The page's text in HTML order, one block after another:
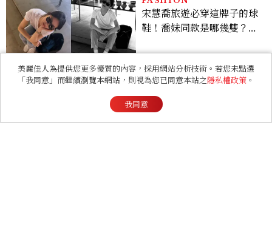
LIFESTYLE
2026中秋禮盒推薦40+品
牌！不想送月餅也有解，送
長輩、送客戶一次挑
RELATIONSHIP
心理測驗｜旅行心理學！測
測去什麼景點玩 會為你帶來
美麗佳人為提供您更多優質的內容，採用網站分析技術。若您未點選
「我同意」而繼續瀏覽本網站，則視為您已同意本站之隱私權政策 。
我同意